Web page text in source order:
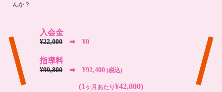
んか？
入会金
¥22,000 ➡︎ ¥0
指導料
¥99,800 ➡︎ ¥92,400 (税込)
(1 ヶ月あたり¥42,000)